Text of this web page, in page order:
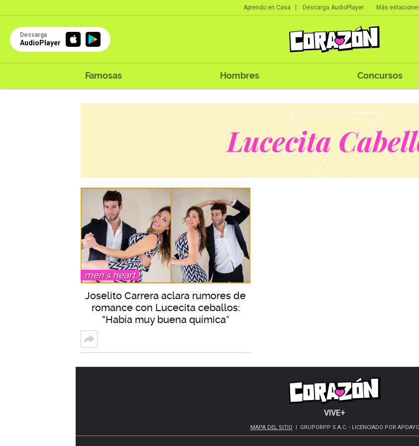
Aprendo en Casa Descarga AudioPlayer Más
Descarga
AudioPlayer
Famosas Hombres Concursos
Lucecita
men's heart
Joselito Carrera aclara rumores de
romance con Lucecita ceballos:
“Había muy buena química”
VIVE+
MAPA DEL SITIO GRUPORPP S.A.C. - LICENCIADO POR APDAYC